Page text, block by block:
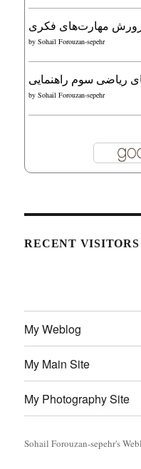
مهارت‌های فکری
bySohail Forouzan-sepehr
ریاضی سوم راهنمایی
bySohail Forouzan-sepehr
RECENT VISITORS
My Weblog
My Main Site
My Photography Site
Sohail Forouzan-sepehr's